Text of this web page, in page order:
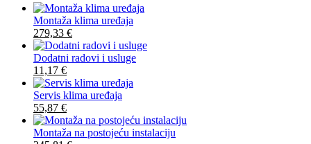
Montaža klima uređaja
279,33 €
Dodatni radovi i usluge
11,17 €
Servis klima uređaja
55,87 €
Montaža na postojeću instalaciju